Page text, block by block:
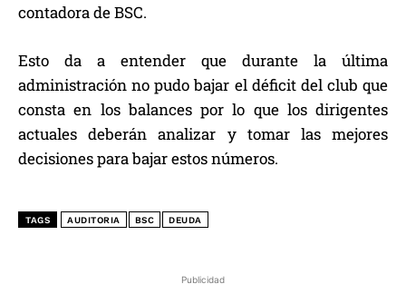
Publicidad
contadora de BSC.
Esto da a entender que durante la última
administración no pudo bajar el déficit del club que
consta en los balances por lo que los dirigentes
actuales deberán analizar y tomar las mejores
decisiones para bajar estos números.
TAGS AUDITORIA BSC DEUDA